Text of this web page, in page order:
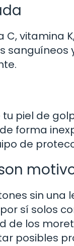
vitamina
piel de
forma
de
sin una
sí solos
de los
posibles